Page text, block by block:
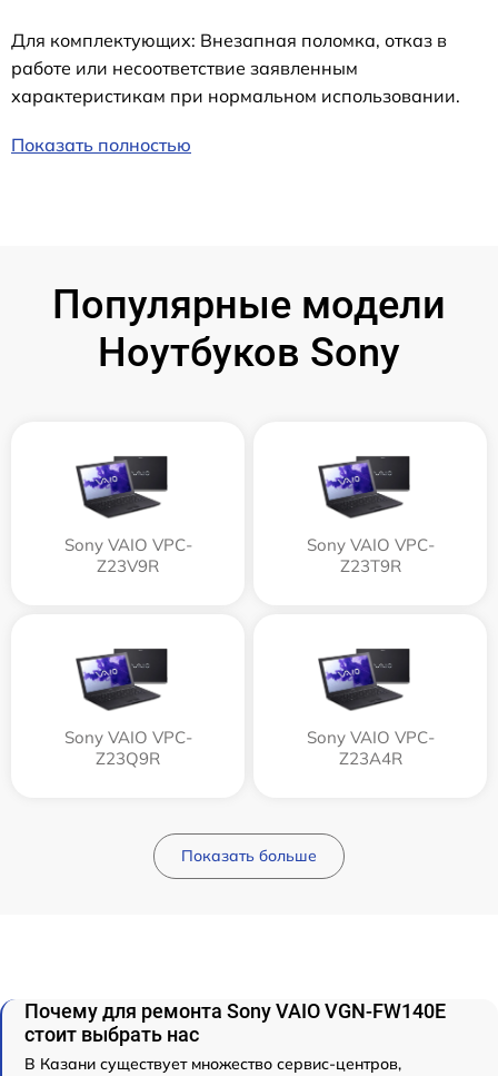
Для комплектующих: Внезапная поломка, отказ в
работе или несоответствие заявленным
характеристикам при нормальном использовании.
Показать полностью
Популярные модели
Ноутбуков Sony
Sony VAIO VPC-
Z23V9R
Sony VAIO VPC-
Z23T9R
Sony VAIO VPC-
Z23Q9R
Sony VAIO VPC-
Z23A4R
Показать больше
Почему для ремонта Sony VAIO VGN-FW140E
стоит выбрать нас
В Казани существует множество сервис-центров,